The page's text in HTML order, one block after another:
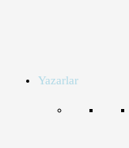
Yazarlar